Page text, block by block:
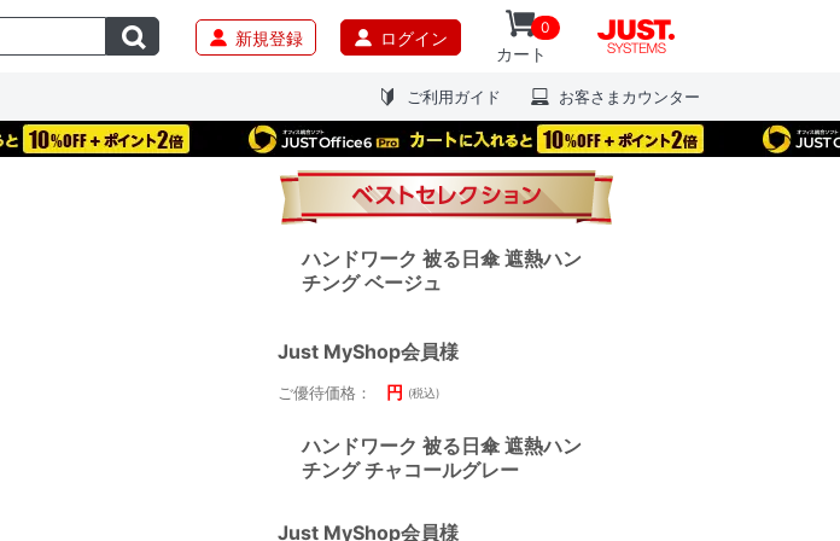
新規登録 ログイン
0
カート
ご利用ガイド お客さまカウンター
ハンドワーク 被る日傘 遮熱ハン
チング ベージュ
Just MyShop会員様
ご優待価格： 円 (税込)
ハンドワーク 被る日傘 遮熱ハン
チング チャコールグレー
Just MyShop会員様